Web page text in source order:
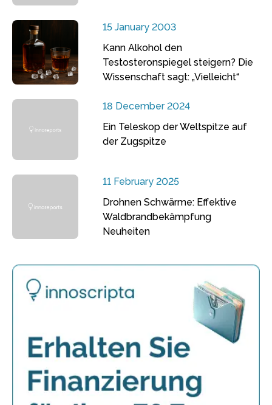
15 January 2003
Kann Alkohol den
Testosteronspiegel steigern? Die
Wissenschaft sagt: „Vielleicht“
18 December 2024
Ein Teleskop der Weltspitze auf
der Zugspitze
11 February 2025
Drohnen Schwärme: Effektive
Waldbrandbekämpfung
Neuheiten